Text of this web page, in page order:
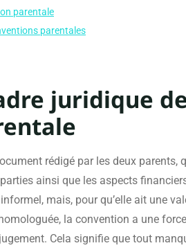
parentale
parentales
juridique
rédigé par les deux parents,
ainsi que les aspects
mais, pour qu’elle ait une
la convention a une force
Cela signifie que tout